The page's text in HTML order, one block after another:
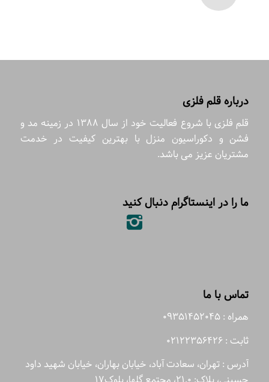
درباره قلم فلزی
قلم فلزی با شروع فعالیت خود از سال 1388 در زمینه مد و
فشن و دکوراسیون منزل با بهترین کیفیت در خدمت
مشتریان عزیز می باشد.
ما را در اینستاگرام دنبال کنید
تماس با ما
همراه : 09351452045
ثابت : 02122356426
آدرس : تهران، سعادت آباد، خیابان بهاران، خیابان شهید داود